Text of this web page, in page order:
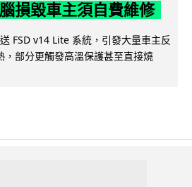
損毀車主須自費維修
FSD v14 Lite 系統，引發大量車主反
，部分更觸發高溫保護甚至直接燒